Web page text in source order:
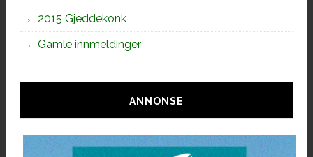
2015 Gjeddekonk
Gamle innmeldinger
ANNONSE